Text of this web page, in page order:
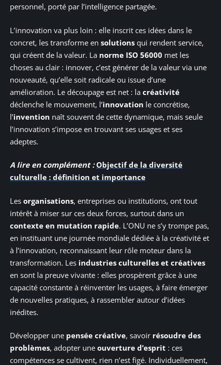
personnel, porté par l’intelligence partagée.
L’innovation va plus loin : elle inscrit ces idées dans le
concret, les transforme en solutions qui rendent service,
qui créent de la valeur. La norme ISO 56000 met les
choses au clair : innover, c’est générer de la valeur via une
nouveauté, qu’elle soit radicale ou issue d’une
amélioration. Le découpage est net : la créativité
déclenche le mouvement, l’innovation le concrétise,
l’invention naît souvent de cette dynamique, mais seule
l’innovation s’impose en trouvant ses usages et ses
adeptes.
A lire en complément : Objectif de la diversité
culturelle : définition et importance
Les organisations, entreprises ou institutions, ont tout
intérêt à miser sur ces deux forces, surtout dans un
contexte en mutation rapide. L’ONU ne s’y trompe pas,
en instituant une journée mondiale dédiée à la créativité et
à l’innovation, reconnaissant leur rôle moteur dans la
transformation. Les industries culturelles et créatives
en sont la preuve vivante : elles prospèrent grâce à une
capacité constante à réinventer les usages, à faire émerger
de nouvelles pratiques, à rassembler autour d’idées
inédites.
Développer une pensée créative, savoir résoudre des
problèmes, adopter une ouverture d’esprit : ces
compétences se cultivent, rien n’est figé. Individuellement,